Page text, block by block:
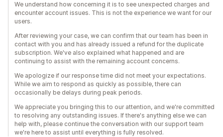
We understand how concerning it is to see unexpected charges and
encounter account issues. This is not the experience we want for our
users.
After reviewing your case, we can confirm that our team has been in
contact with you and has already issued a refund for the duplicate
subscription. We've also explained what happened and are
continuing to assist with the remaining account concerns.
We apologize if our response time did not meet your expectations.
While we aim to respond as quickly as possible, there can
occasionally be delays during peak periods.
We appreciate you bringing this to our attention, and we're committed
to resolving any outstanding issues. If there's anything else we can
help with, please continue the conversation with our support team
we're here to assist until everything is fully resolved.